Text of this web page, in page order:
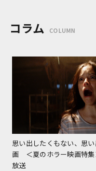
コラム COLUMN
思い出したくもない、思
画 ＜夏のホラー映画特集
放送